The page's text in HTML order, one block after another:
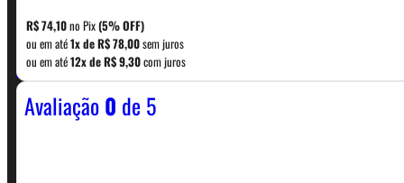
R$74,10no Pix(5% OFF)
ou em até1x deR$78,00sem juros
ou em até12x deR$9,30com juros
Avaliação0 de 5
WhatsApp: (11) 5229-0120